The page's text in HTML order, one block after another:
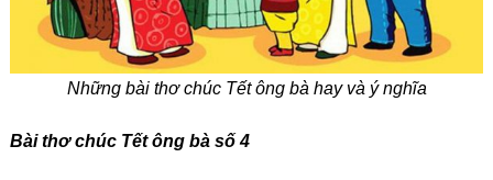
Những bài thơ chúc Tết ông bà hay và ý nghĩa
Bài thơ chúc Tết ông bà số 4